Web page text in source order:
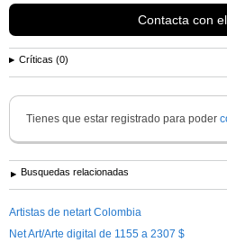
Contacta con
Críticas (0)
Tienes que estar registrado para poder
Busquedas relacionadas
Artistas de netart Colombia
Net Art/Arte digital de 1155 a 2307 $